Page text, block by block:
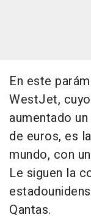
En este
WestJet,
aumentado
de euros, es
mundo, con
Le siguen la
Qantas.